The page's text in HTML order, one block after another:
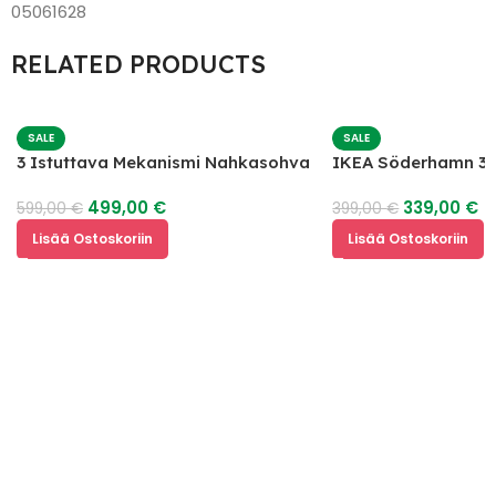
05061628
RELATED PRODUCTS
SALE
3 Istuttava Mekanismi Nahkasohva
599,00€ 499,00 €
Lisää Ostoskoriin
SALE
IKEA Söderhamn
399,00€ 339,00 €
Lisää Ostoskoriin